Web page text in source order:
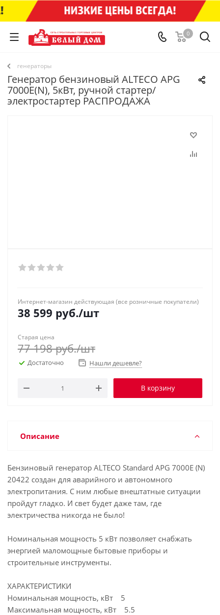
0
генераторы
Генератор бензиновый ALTECO APG
7000E(N), 5кВт, ручной стартер/
электростартер РАСПРОДАЖА
Интернет-магазин действующая (все розничные покупатели)
38 599 руб./шт
Старая цена
77 198руб./шт
Достаточно Нашли дешевле?
В корзину
Описание
Бензиновый генератор ALTECO Standard APG 7000E (N)
20422 создан для аварийного и автономного
электропитания. С ним любые внештатные ситуации
пройдут гладко. И свет будет даже там, где
электричества никогда не было!
Номинальная мощность 5 кВт позволяет снабжать
энергией маломощные бытовые приборы и
строительные инструменты.
ХАРАКТЕРИСТИКИ
Номинальная мощность, кВт 5
Максимальная мощность, кВт 5.5